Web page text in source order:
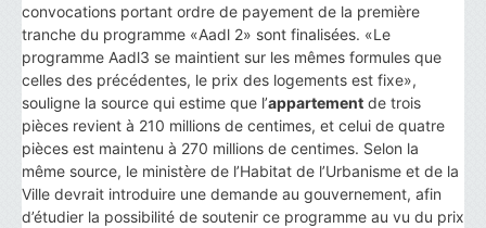
convocations portant ordre de payement de la première
tranche du programme «Aadl 2» sont finalisées. «Le
programme Aadl3 se maintient sur les mêmes formules que
celles des précédentes, le prix des logements est fixe»,
souligne la source qui estime que l’appartement de trois
pièces revient à 210 millions de centimes, et celui de quatre
pièces est maintenu à 270 millions de centimes. Selon la
même source, le ministère de l’Habitat de l’Urbanisme et de la
Ville devrait introduire une demande au gouvernement, afin
d’étudier la possibilité de soutenir ce programme au vu du prix